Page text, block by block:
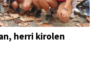
herri kirolen